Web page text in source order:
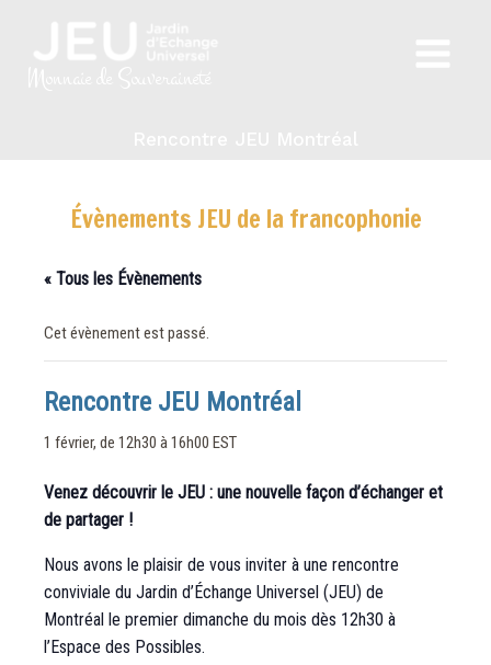
Évènements JEU de la francophonie
« Tous les Évènements
Cet évènement est passé.
Rencontre JEU Montréal
1 février, de 12h30 à16h00 EST
Venez découvrir le JEU : une nouvelle façon d’échanger et
de partager !
Nous avons le plaisir de vous inviter à une rencontre
conviviale du Jardin d’Échange Universel (JEU) de
Montréal le premier dimanche du mois dès 12h30 à
l’Espace des Possibles.